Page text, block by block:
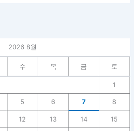
2026 8월
수 목 금 토
1
5 6 7 8
12 13 14 15